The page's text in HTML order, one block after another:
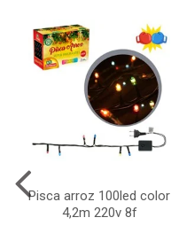
Pisca arroz 100led color
4,2m 220v 8f